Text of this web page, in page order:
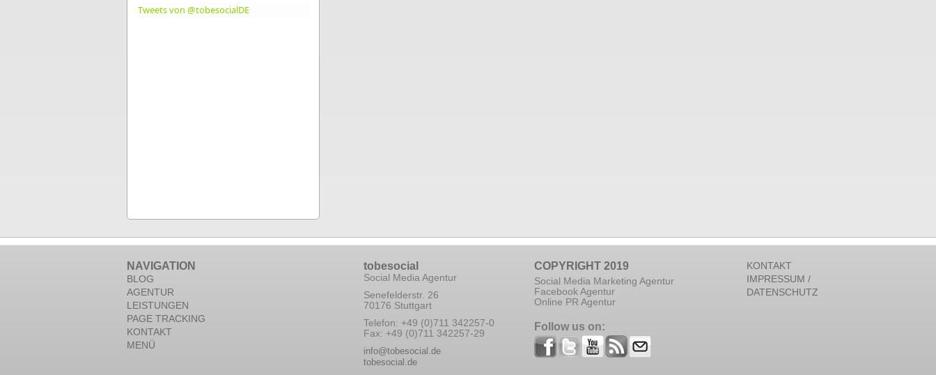
Tweets von @tobesocialDE
NAVIGATION
BLOG
AGENTUR
LEISTUNGEN
PAGE TRACKING
KONTAKT
MENÜ
tobesocial
Social Media Agentur
Senefelderstr. 26
70176 Stuttgart
Telefon: +49 (0)711 342257-0
Fax: +49 (0)711 342257-29
info@tobesocial.de
tobesocial.de
COPYRIGHT 2019
Social Media Marketing Agentur
Facebook Agentur
Online PR Agentur
Follow us on:
KONTAKT
IMPRESSUM /
DATENSCHUTZ